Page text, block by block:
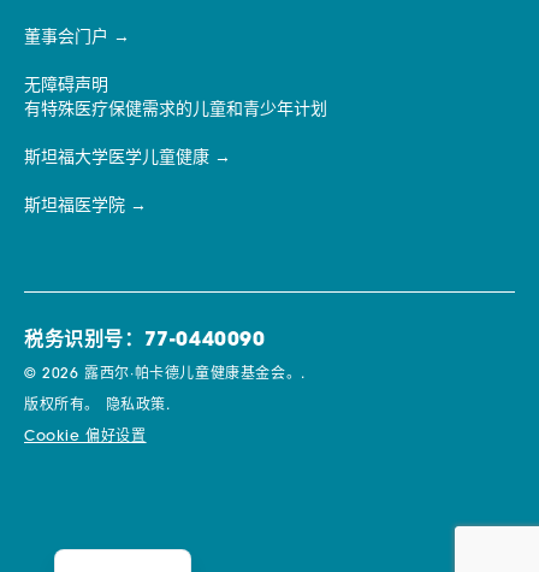
董事会门户
无障碍声明
有特殊医疗保健需求的儿童和青少年计划
斯坦福大学医学儿童健康
斯坦福医学院
税务识别号：77-0440090
© 2026 露西尔·帕卡德儿童健康基金会。.
版权所有。 隐私政策.
Cookie 偏好设置